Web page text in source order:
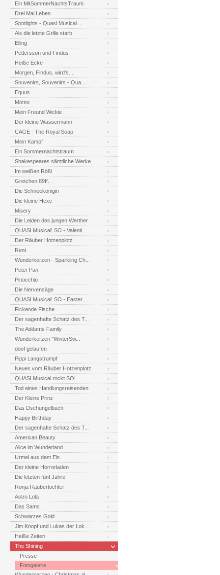
Ein MitSommerNachtsTraum
Drei Mal Leben
Spotlights - Quasi Musical ...
Als die letzte Grille starb
Elling
Pettersson und Findus
Heiße Ecke
Morgen, Findus, wird's...
Souvenirs, Souvenirs - Qua...
Equus
Momo
Mein Freund Wickie
Der kleine Wassermann
CAGE - The Royal Soap
Mein Kampf
Ein Sommernachtstraum
Shakespeares sämtliche Werke
Im weißen Rößl
Gretchen 89ff.
Die Schneekönigin
Die kleine Hexe
Misery
Die Leiden des jungen Werther
QUASI Musical! SO - Valenti...
Der Räuber Hotzenplotz
Rent
Wunderkerzen - Sparkling Ch...
Peter Pan
Pinocchio
Die Nervensäge
QUASI Musical! SO - Easter ...
Fickende Fische
Der sagenhafte Schatz des T...
The Addams Family
Wunderkerzen "WinterSw...
doof gelaufen
Pippi Langstrumpf
Neues vom Räuber Hotzenplotz
QUASI Musical rockt SO!
Tod eines Handlungsreisenden
Der Kleine Prinz
Das Dschungelbuch
Happy Birthday
Der sagenhafte Schatz des T...
American Beauty
Alice im Wunderland
Urmel aus dem Eis
Der kleine Horrorladen
Die letzten fünf Jahre
Ronja Räubertochter
Astro Lola
Das Sams
Schwarzes Gold
Jim Knopf und Lukas der Lok...
Heiße Zeiten
The Shining
Presse
Fotogalerie